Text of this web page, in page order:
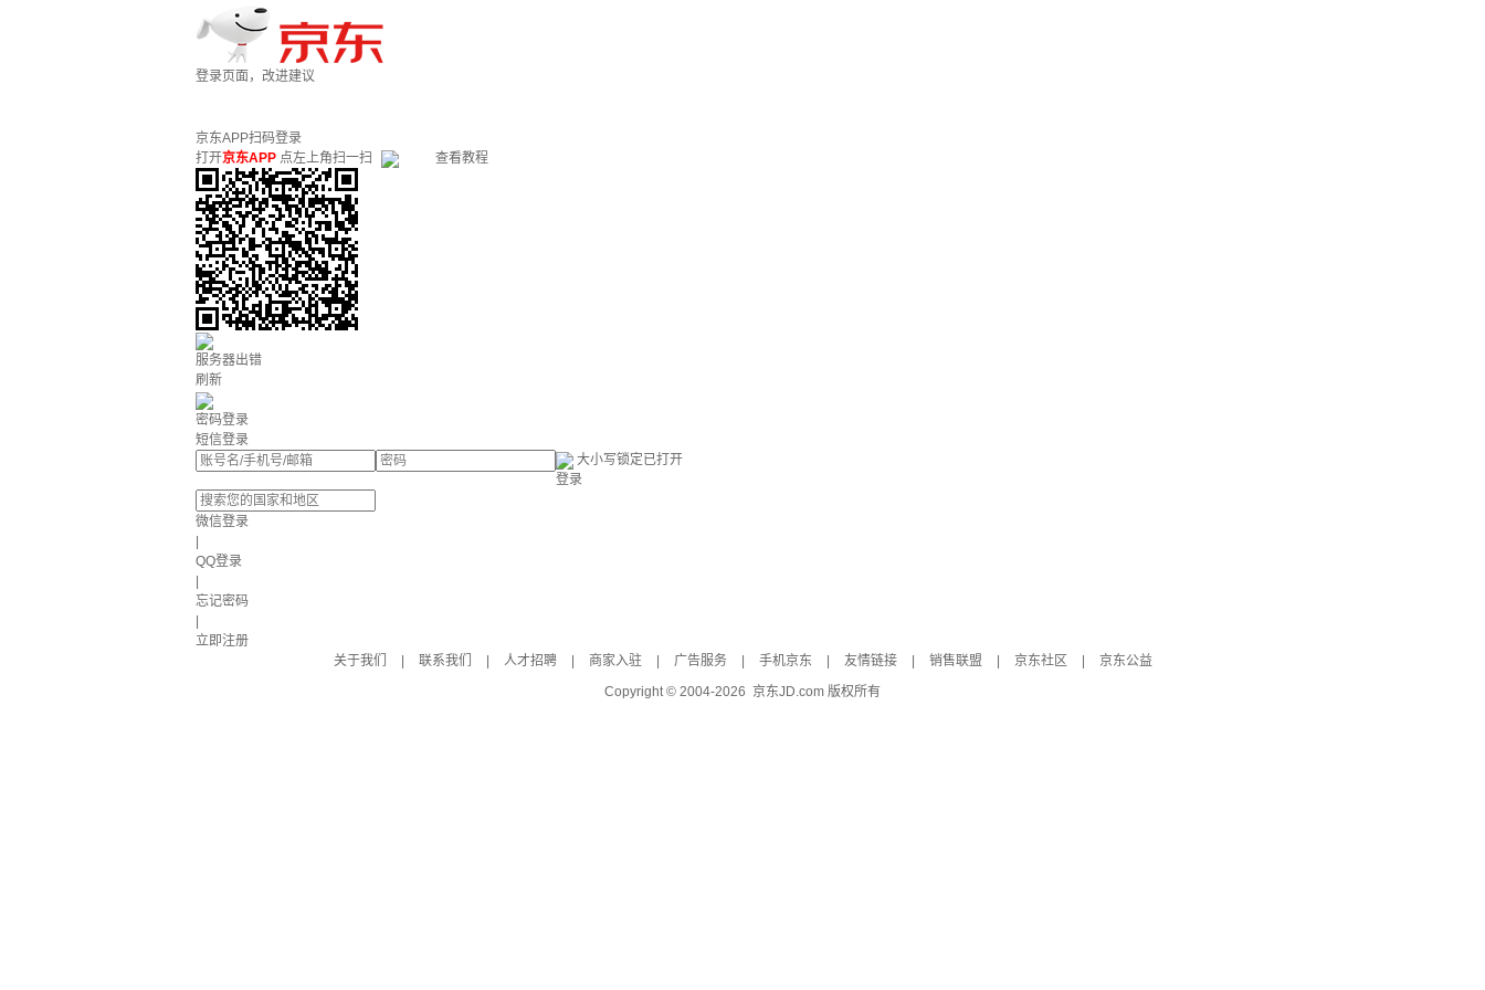
登录页面，改进建议
京东APP扫码登录
打开京东APP 点左上角扫一扫 查看教程
服务器出错
刷新
密码登录
短信登录
大小写锁定已打开
登录
微信登录
QQ登录
忘记密码
立即注册
关于我们
联系我们 人才招聘 商家入驻 广告服务 手机京东 友情链接 销售联盟 京东社区
京东公益
Copyright © 2004-2026 京东JD.com 版权所有